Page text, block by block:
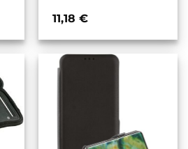
11,18 €